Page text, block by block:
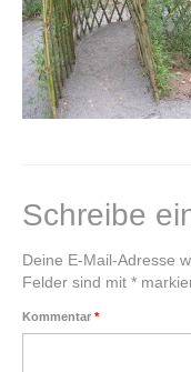
Alte
Grundkurs
Upcycling –
Schreibe
Deine E-Mail-Adresse
Felder sind mit *
Kommentar *